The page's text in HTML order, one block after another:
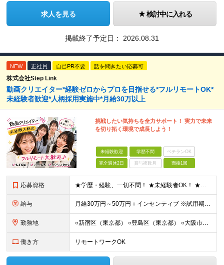
求人を見る 検討中に入れる
掲載終了予定日： 2026.08.31
NEW 正社員 自己PR不要 話を聞きたい応募可
株式会社Step Link
動画クリエイター*経験ゼロからプロを目指せる*フルリモートOK*
未経験者歓迎*人柄採用実施中*月給30万以上
挑戦したい気持ちを全力サポート！ 実力で未来
を切り拓く環境で成長しよう！
未経験歓迎 学歴不問 ベテランOK
完全週休2日 賞与複数月 面接1回
応募資格 ★学歴・経験、一切不問！ ★未経験者OK！ ★第二新卒も歓迎！ ＜人柄採用を実施中！＞ 弊社では、学歴や経験などは気にせず あなたの持ち前の人柄のみを重視しています。 堅苦しい雰囲気ではありません
給与 ⽉給30万円～50万円＋インセンティブ ※試⽤期間は2ケ⽉（正社員）⽉給25万円～ ☆インセンティブ有 ☆交通費全額支給
勤務地 ○新宿区（東京都） ○豊島区（東京都） ○大阪市（大阪府） ○福岡市（福岡県） ※あなたの経験やスキルに応じて面談時にて ご相談させていただきます。 ※研修先は、クライアント先での研修となります。
働き方 リモートワークOK